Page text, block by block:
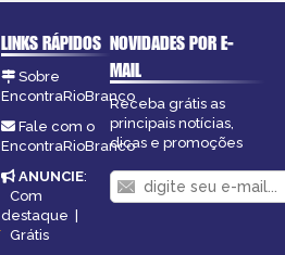
LINKS RÁPIDOS
Sobre
EncontraRioBranco
Fale com o
EncontraRioBranco
ANUNCIE:
Com
destaque
Grátis
NOVIDADES POR E-
MAIL
Receba grátis as
principais notícias,
dicas e promoções